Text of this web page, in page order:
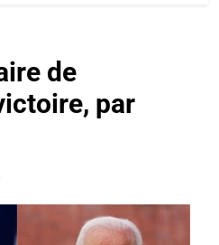
de
par